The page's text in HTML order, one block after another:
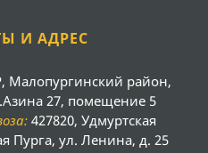
И АДРЕС
Малопургинский район,
27, помещение 5
427820, Удмуртская
Пурга, ул. Ленина, д. 25